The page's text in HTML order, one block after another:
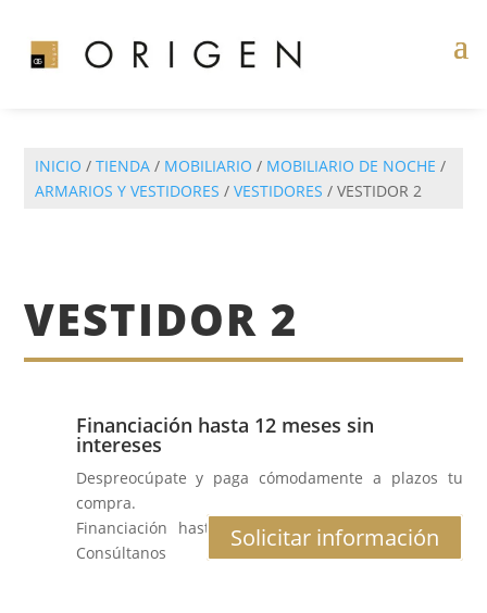
INICIO /TIENDA / MOBILIARIO / MOBILIARIO DE NOCHE /
ARMARIOS Y VESTIDORES /VESTIDORES / VESTIDOR 2
VESTIDOR 2
Financiación hasta 12 meses sin
intereses
Despreocúpate y paga cómodamente a plazos tu
compra.
Financiación hasta 12 meses al 0% de interés.
Consúltanos
Solicitar información